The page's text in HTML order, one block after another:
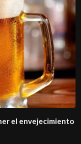
el envejecimiento